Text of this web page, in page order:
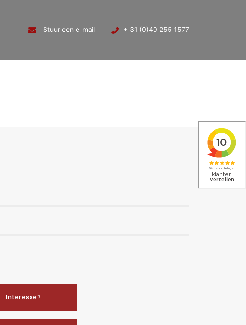
Stuur een e-mail + 31 (0)40 255 1577
Interesse?